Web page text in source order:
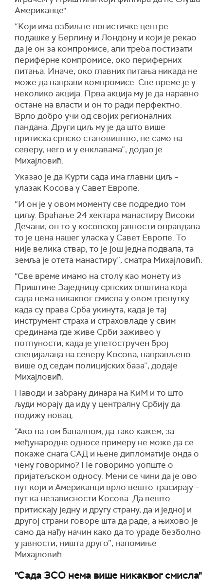
Американце".
“Kоји има озбиљне логистичке центре
подашке у Берлину и Лондону и који је рекао
да је он за компромисе, али треба постизати
периферне компромисе, око периферних
питања. Иначе, око главних питања никада не
може да направи компромисе. Све време је у
неколико акција. Прва акција му је да наравно
остане на власти и он то ради перфектно.
Врло добро учи од својих регионалних
пандана. Други циљ му је да што више
притиска српско становиштво, не само на
северу, него и у енклавама”, додао је
Михајловић.
Указао је да Kурти сада има главни циљ –
улазак Kосова у Савет Европе.
“И он је у овом моменту све подредио том
циљу. Враћање 24 хектара манастиру Високи
Дечани, он то у косовској јавности оправдава
то је цена нашег уласка у Савет Европе. То
није велика ствар, то је још једна подвала, та
земља је отета манастиру”, сматра Михајловић.
“Све време имамо на столу као монету из
Приштине Заједницу српских општина која
сада нема никаквог смисла у овом тренутку
када су права Срба укинута, када је тај
инструмент страха и страховладе у свим
срединама где живе Срби заживео у
потпуности, када је упетостручен број
специјалаца на северу Kосова, направљено
више од седам полицијских база”, додаје
Михајловић.
Наводи и забрану динара на КиМ и то што
људи морају да иду у централну Србију да
подижу новац.
“Ако на том баналном, да тако кажем, за
међународне односе примеру не може да се
покаже снага САД и њене дипломатије онда о
чему говоримо? Не говоримо уопште о
пријатељском односу. Мени се чини да је ово
пут који и Американци врло вешто трасирају –
пут ка независности Kосова. Да вешто
притискају једну и другу страну, да и једној и
другој страни говоре шта да раде, а њихово је
само да нађу начин како да то ураде безболно
у јавности, ништа друго”, напомиње
Михајловић.
"Сада ЗСО нема више никаквог смисла"